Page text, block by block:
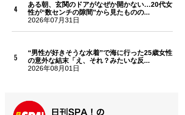
ある朝、玄関のドアがなぜか開かない…20代女
性が“数センチの隙間”から見たものの...
2026年07月31日
“男性が好きそうな水着”で海に行った25歳女性
の意外な結末「え、それ？みたいな反...
2026年08月01日